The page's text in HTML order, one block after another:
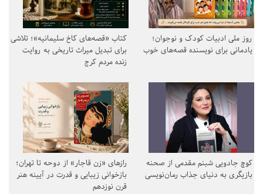
روز ملی ادبیات کودک و نوجوان؛
یادمانی برای نویسنده قصه‌های خوب
کتاب «قصه‌های کاخ سلیمانیه»؛ تلاشی
برای تبدیل میراث تاریخی به روایت
زنده مردم کرج
کوچ جادویی شبنم مقدمی از صحنه
بازیگری به دنیای جذاب رمان‌نویسی
رازهای «زن قاجار» از دوحه تا تهران؛
بازخوانی زیبایی و قدرت در آیینه هنر
قرن نوزدهم